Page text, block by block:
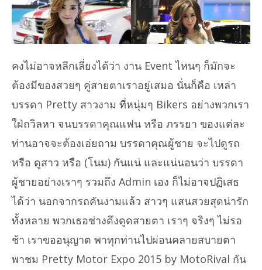
คงไม่อาจหลีกเลี่ยงได้ว่า งาน Event ไหนๆ ก็มักจะ
ต้องมีของสวยๆ คู่สายตาเราอยู่เสมอ นั่นก็คือ เหล่า
บรรดา Pretty สาวงาม ที่หนุ่มๆ Bikers อย่างพวกเรา
ใฝ่ถวิลหา จนบรรดาคุณแฟน หรือ ภรรยา ของแต่ละ
ท่านอาจจะต้องเอ่ยถาม บรรดาคุณผู้ชาย จะไปดูรถ
หรือ ดูสาว หรือ (โนม) กันแน่ และแน่นอนว่า บรรดา
ผู้ชายอย่างเราๆ รวมถึง Admin เอง ก็ไม่อาจปฏิเสธ
ได้ว่า นอกจากรถคันงามแล้ว สาวๆ แสนสวยสุดน่ารัก
ทั้งหลาย พวกเธอช่างดึงดูดสายตา เราๆ จริงๆ ไม่รอ
ช้า เราขออนุญาต พาทุกท่านไปผ่อนคลายสบายตา
พาชม Pretty Motor Expo 2015 by MotoRival กัน